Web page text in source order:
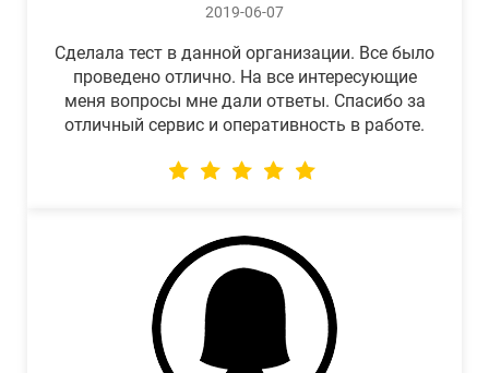
2019-06-07
Сделала тест в данной организации. Все было
проведено отлично. На все интересующие
меня вопросы мне дали ответы. Спасибо за
отличный сервис и оперативность в работе.